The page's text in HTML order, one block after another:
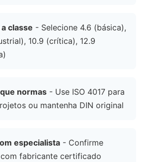
classe - Selecione 4.6 (básica),
10.9 (crítica), 12.9
normas - Use ISO 4017 para
ou mantenha DIN original
especialista - Confirme
fabricante certificado